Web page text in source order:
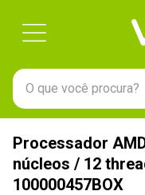
O que você procura?
Processador
núcleos / 12
100000457BOX